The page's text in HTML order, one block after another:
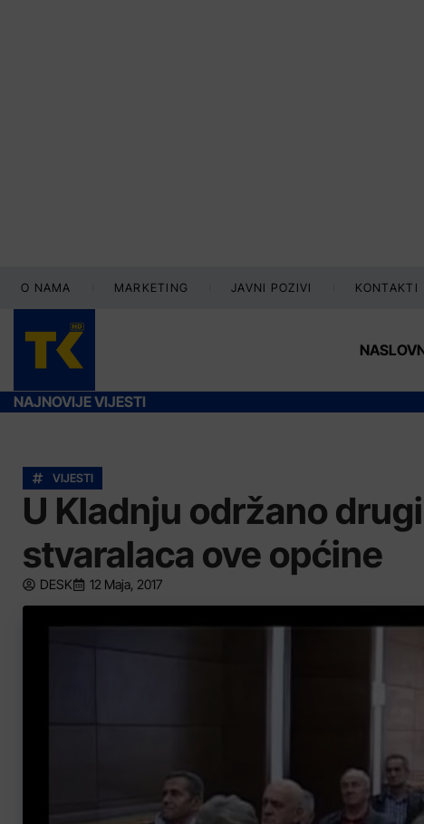
O NAMA MARKETING JAVNI POZIVI KONTAKTI
NAJNOVIJE VIJESTI
VIJESTI
U Kladnju održano
stvaralaca ove općine
DESK 12 Maja, 2017